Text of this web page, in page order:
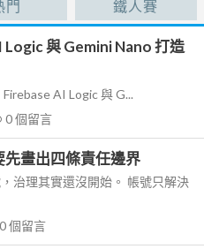
門 鐵人賽
與 Gemini Nano 打造
AI Logic 與 G...
0個留言
畫出四條責任邊界
治理其實還沒開始。 帳號只解決
0個留言